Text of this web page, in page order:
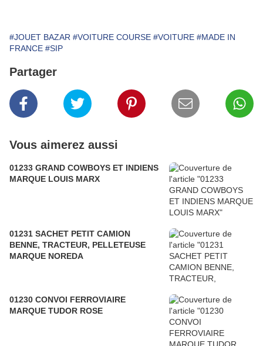
#JOUET BAZAR #VOITURE COURSE #VOITURE #MADE IN
FRANCE #SIP
Partager
Vous aimerez aussi
01233 GRAND COWBOYS ET INDIENS
MARQUE LOUIS MARX
01231 SACHET PETIT CAMION
BENNE, TRACTEUR, PELLETEUSE
MARQUE NOREDA
01230 CONVOI FERROVIAIRE
MARQUE TUDOR ROSE